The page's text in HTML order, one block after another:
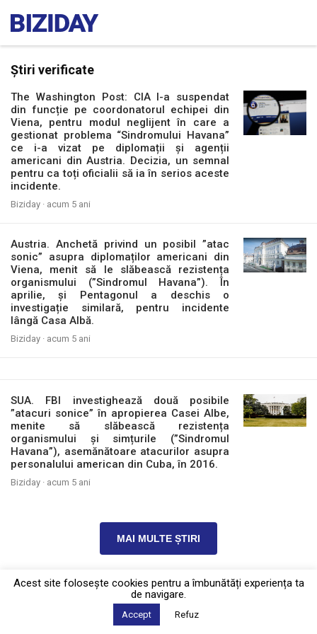
Știri verificate
The Washington Post: CIA l-a suspendat
din funcție pe coordonatorul echipei din
Viena, pentru modul neglijent în care a
gestionat problema “Sindromului Havana”
ce i-a vizat pe diplomații și agenții
americani din Austria. Decizia, un semnal
pentru ca toți oficialii să ia în serios aceste
incidente.
Biziday · acum 5 ani
Austria. Anchetă privind un posibil ”atac
sonic” asupra diplomaților americani din
Viena, menit să le slăbească rezistența
organismului (”Sindromul Havana”). În
aprilie, și Pentagonul a deschis o
investigație similară, pentru incidente
lângă Casa Albă.
Biziday · acum 5 ani
SUA. FBI investighează două posibile
”atacuri sonice” în apropierea Casei Albe,
menite să slăbească rezistența
organismului și simțurile (”Sindromul
Havana”), asemănătoare atacurilor asupra
personalului american din Cuba, în 2016.
Biziday · acum 5 ani
MAI MULTE ȘTIRI
Politica de confidențialitate
2026 © Biziday
Acest site foloseşte cookies pentru a îmbunătăți experiența ta
de navigare.
Accept Refuz